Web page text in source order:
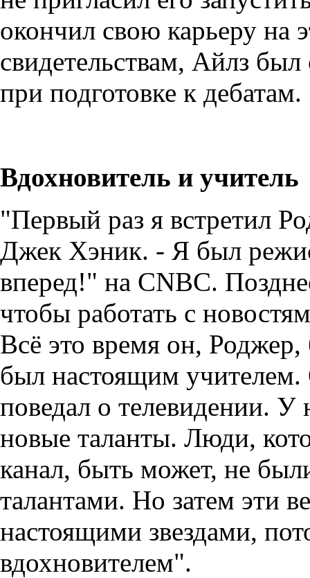
окончил свою карьеру на
свидетельствам, Айлз
при подготовке к дебатам.
Вдохновитель и учитель
"Первый раз я встретил
Джек Хэник. - Я был
вперед!" на CNBC.
чтобы работать с
Всё это время он,
был настоящим
поведал о телевидении.
новые таланты. Люди,
канал, быть может, не
талантами. Но затем эти
настоящими звездами,
вдохновителем".